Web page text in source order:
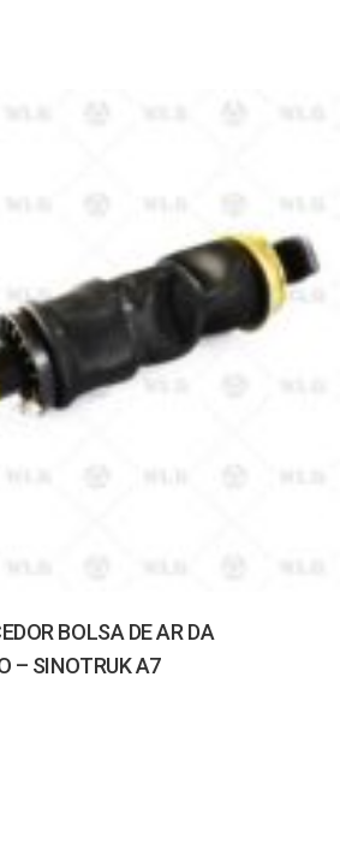
BOLSA DE AR DA
– SINOTRUK A7